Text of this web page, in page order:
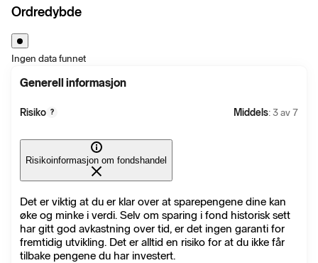
Ordredybde
Ingen data funnet
Generell informasjon
Risiko ? Middels: 3 av 7
Risikoinformasjon om fondshandel
Det er viktig at du er klar over at sparepengene dine kan
øke og minke i verdi. Selv om sparing i fond historisk sett
har gitt god avkastning over tid, er det ingen garanti for
fremtidig utvikling. Det er alltid en risiko for at du ikke får
tilbake pengene du har investert.